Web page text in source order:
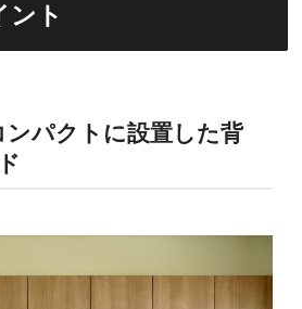
ント
ンパクトに設置した背